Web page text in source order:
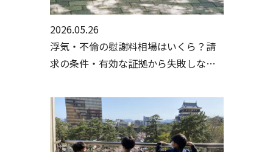
2026.05.26
浮気・不倫の慰謝料相場はいくら？請
求の条件・有効な証拠から失敗しない